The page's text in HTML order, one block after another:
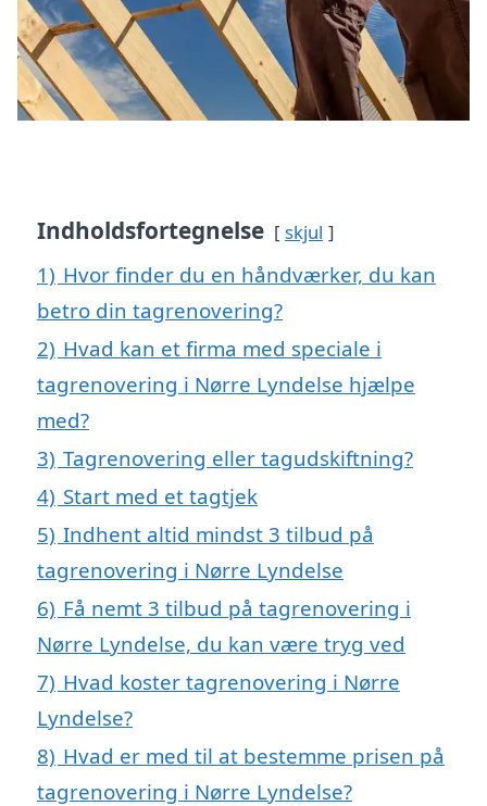
Indholdsfortegnelse skjul
1) Hvor finder du en håndværker, du kan
betro din tagrenovering?
2) Hvad kan et firma med speciale i
tagrenovering i Nørre Lyndelse hjælpe
med?
3) Tagrenovering eller tagudskiftning?
4) Start med et tagtjek
5) Indhent altid mindst 3 tilbud på
tagrenovering i Nørre Lyndelse
6) Få nemt 3 tilbud på tagrenovering i
Nørre Lyndelse, du kan være tryg ved
7) Hvad koster tagrenovering i Nørre
Lyndelse?
8) Hvad er med til at bestemme prisen på
tagrenovering i Nørre Lyndelse?